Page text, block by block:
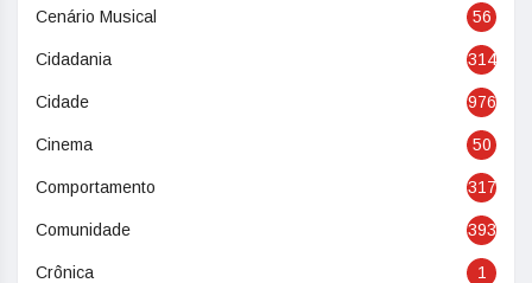
Cenário Musical 56
Cidadania 314
Cidade 976
Cinema 50
Comportamento 317
Comunidade 393
Crônica 1